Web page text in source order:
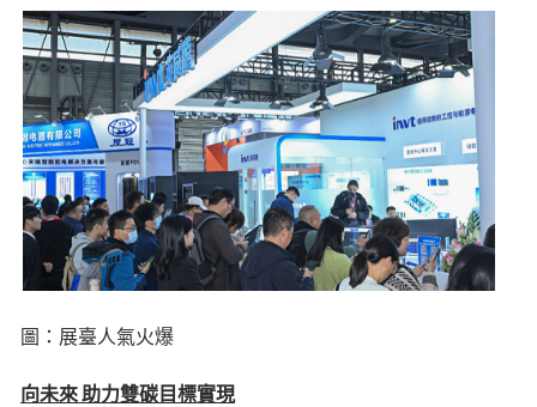
圖：展臺人氣火爆
向未來 助力雙碳目標實現